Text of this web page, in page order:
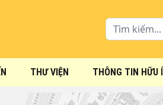
THƯ VIỆN THÔNG TIN HỮU